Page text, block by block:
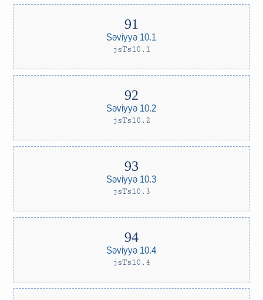
Səviyyə 10.1
jsTs10.1
Səviyyə 10.2
jsTs10.2
Səviyyə 10.3
jsTs10.3
Səviyyə 10.4
jsTs10.4